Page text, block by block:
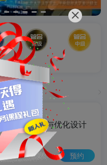
之薪酬结构与优化设计
预约